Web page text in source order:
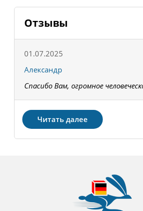
Отзывы
01.07.2025
Александр
Спасибо Вам, огромное
Читать далее